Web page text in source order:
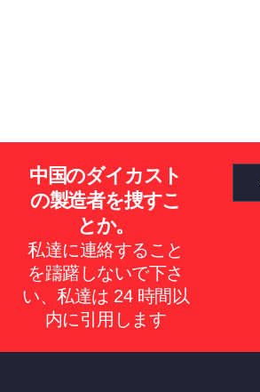
中国のダイカスト
の製造者を捜すこ
とか。
私達に連絡すること
を躊躇しないで下さ
い、私達は 24 時間以
内に引用します
RO
ES_MX